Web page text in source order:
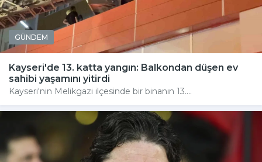
GÜNDEM
Kayseri'de 13. katta yangın: Balkondan düşen ev
sahibi yaşamını yitirdi
Kayseri'nin Melikgazi ilçesinde bir binanın 13....